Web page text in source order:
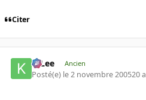
Citer
K-Lee Ancien
Posté(e) le 2 novembre 200520 a